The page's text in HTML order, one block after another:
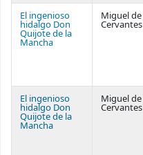
El ingenioso
hidalgo Don
Quijote de la
Mancha
Miguel de
Cervantes
El ingenioso
hidalgo Don
Quijote de la
Mancha
Miguel de
Cervantes